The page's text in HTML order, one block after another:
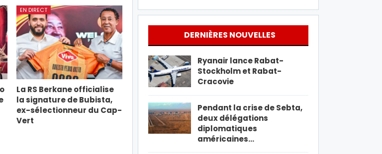
EN DIRECT
La RS Berkane officialise
la signature de Bubista,
ex-sélectionneur du Cap-
Vert
DERNIÈRES NOUVELLES
Ryanair lance Rabat-
Stockholm et Rabat-
Cracovie
Pendant la crise de Sebta,
deux délégations
diplomatiques
américaines…